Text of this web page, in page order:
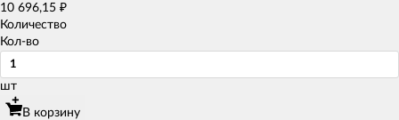
10 696,15 ₽
Количество
Кол-во
шт
В корзину